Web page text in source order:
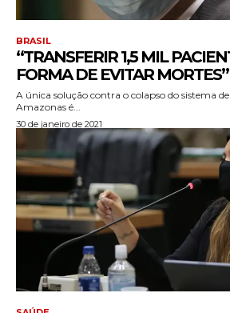
BRASIL
“TRANSFERIR 1,5 MIL
FORMA DE EVITAR MORTES”
A única solução contra o colapso do sistema
Amazonas é...
30 de janeiro de 2021